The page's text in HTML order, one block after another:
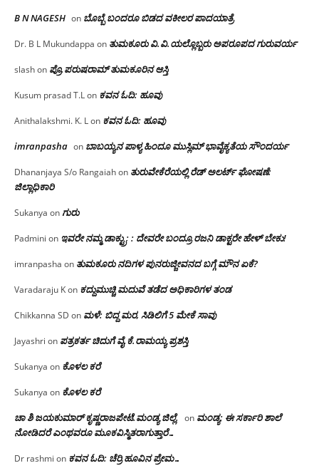
B N NAGESH on ಬೊಬ್ಬೆ ಬಂದರೂ ಬಿಡದ ವಕೀಲರ ಪಾದಯಾತ್ರೆ
Dr. B L Mukundappa on ತುಮಕೂರು‌ ವಿ.ವಿ.ಯಲ್ಲೊಬ್ಬರು ಅಪರೂಪದ ಗುರುವರ್ಯ
slashon ಪ್ರೊ.ಪರುಷರಾಮ್ ತುಮಕೂರಿನ ಆಸ್ತಿ
Kusum prasad T.Lon ಕವನ ಓದಿ: ಹೂವು
Anithalakshmi. K. Lon ಕವನ ಓದಿ: ಹೂವು
imranpasha on ಬಾಬಯ್ಯನ ಪಾಳ್ಯ ಹಿಂದೂ ಮುಸ್ಲಿಮ್ ಭಾವೈಕ್ಯತೆಯ ಸೌಂದರ್ಯ
Dhananjaya S/o Rangaiahon ತುರುವೇಕೆರೆಯಲ್ಲಿ ರೆಡ್ ಅಲರ್ಟ್ ಘೋಷಣೆ:
ಜಿಲ್ಲಾಧಿಕಾರಿ
Sukanya onಗುರು
Padmini on ಇವರೇ ನಮ್ಮ ಡಾಕ್ಟ್ರು; : ದೇವರೇ ಬಂದ್ರೂ ರಜನಿ ಡಾಕ್ಟರೇ ಹೇಳ್ ಬೇಕು!
imranpasha on ತುಮಕೂರು ನದಿಗಳ ಪುನರುಜ್ಜೀವನದ ಬಗ್ಗೆ ಮೌನ ಏಕೆ?
Varadaraju Kon ಕದ್ದುಮುಚ್ಚಿ ಮದುವೆ ತಡೆದ ಅಧಿಕಾರಿಗಳ ತಂಡ
Chikkanna SD on ಮಳೆ: ಬಿದ್ದ ಮರ, ಸಿಡಿಲಿಗೆ 5 ಮೇಕೆ ಸಾವು
Jayashri on ಪತ್ರಕರ್ತ ಚಿದುಗೆ ವೈ.ಕೆ.ರಾಮಯ್ಯ ಪ್ರಶಸ್ತಿ
Sukanya on ಕೊಳಲ ಕರೆ
Sukanya on ಕೊಳಲ ಕರೆ
ಚಾ ಶಿ ಜಯಕುಮಾರ್ ಕೃಷ್ಣರಾಜಪೇಟೆ.ಮಂಡ್ಯ ಜಿಲ್ಲೆ. on ಮಂಡ್ಯ: ಈ ಸರ್ಕಾರಿ ಶಾಲೆ
ನೋಡಿದರೆ ಎಂಥವರೂ ಮೂಕವಿಸ್ಮಿತರಾಗುತ್ತಾರೆ…
Dr rashmi on ಕವನ ಓದಿ: ಚೆರ್ರಿ ಹೂವಿನ ಪ್ರೇಮ…